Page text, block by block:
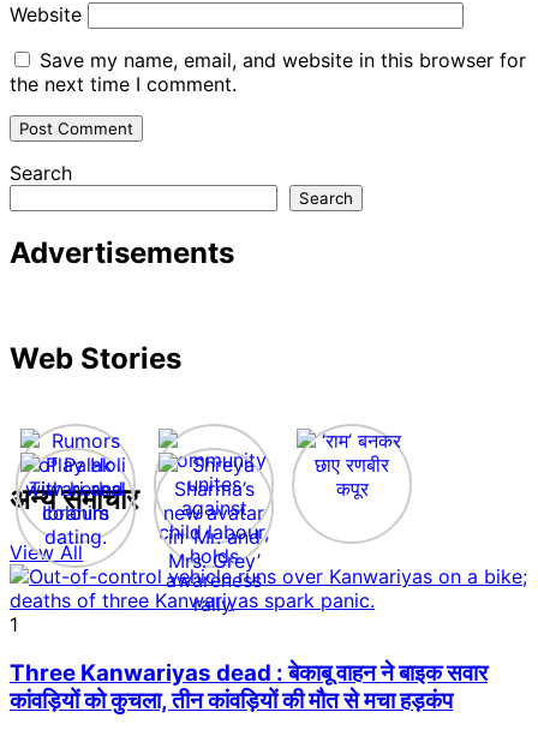
Website
Save my name, email, and website in this browser for
the next time I comment.
Search
Search
Advertisements
Web Stories
अन्य समाचार
View All
1
Three Kanwariyas dead : बेकाबू वाहन ने बाइक सवार
कांवड़ियों को कुचला, तीन कांवड़ियों की मौत से मचा हड़कंप